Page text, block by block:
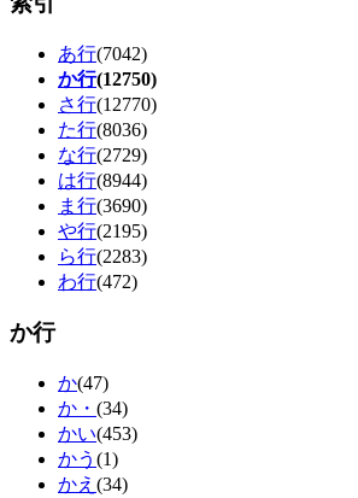
あ行(7042)
か行(12750)
さ行(12770)
た行(8036)
な行(2729)
は行(8944)
ま行(3690)
や行(2195)
ら行(2283)
わ行(472)
か行
か(47)
か・ (34)
かい(453)
かう (1)
かえ (34)